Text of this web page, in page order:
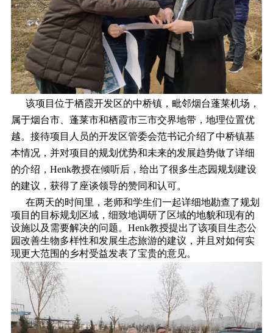
该项目位于栖霞开发区的中桥镇，毗邻烟台蓬莱机场，
属于烟台市、蓬莱市和栖霞市三市交界地带，地理位置优
越。接待项目人员的开发区管委会范书记介绍了中桥镇基
本情况，并对项目的规划优势和未来的发展趋势做了详细
的介绍，Henk教授在倾听后，给出了很多生态园规划建设
的建议，获得了座谈领导的赞同和认可。
在两天的时间里，老师和学生们一起详细地勘查了规划
项目的目标规划区域，细致地调研了区域的地貌和现有的
设施以及需要解决的问题。Henk教授提出了该项目生态公
园改善生物多样性和发展生态旅游的建议，并且对如何实
现更大范围的乡村受益发表了宝贵的意见。